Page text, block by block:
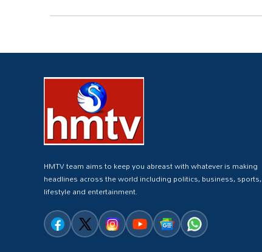
HMTV team aims to keep you abreast with whatever is making
headlines across the world including politics, business, sports,
lifestyle and entertainment.